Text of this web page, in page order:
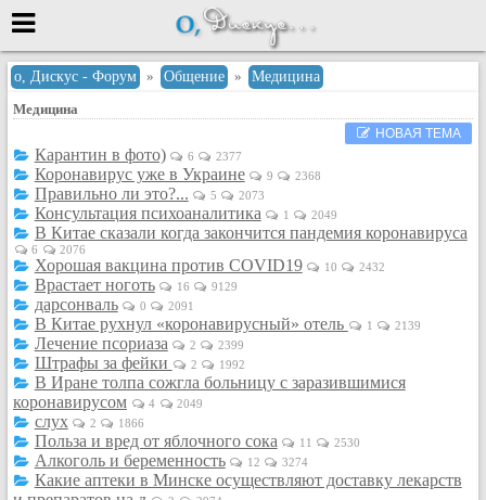
Меню
или войти через
Вход с 7ooo.ru
Регистрация
Забыли пароль?
Данные авторизации одинаковые с
сайтом 7ooo.ru
Форумы
Главная
Поиск
Новые сообщения
Беседы
Игры
о, Дискус - Форум » Общение »
Медицина
Медицина
НОВАЯ ТЕМА
Карантин в фото) 6 2377
Коронавирус уже в Украине 9 2368
Правильно ли это?... 5 2073
Консультация психоаналитика 1 2049
В Китае сказали когда закончится пандемия коронавируса
6 2076
Хорошая вакцина против COVID19 10 2432
Врастает ноготь 16 9129
дарсонваль 0 2091
В Китае рухнул «коронавирусный» отель 1 2139
Лечение псориаза 2 2399
Штрафы за фейки 2 1992
В Иране толпа сожгла больницу с заразившимися
коронавирусом
4 2049
слух 2 1866
Польза и вред от яблочного сока 11 2530
Алкоголь и беременность 12 3274
Какие аптеки в Минске осуществляют доставку лекарств